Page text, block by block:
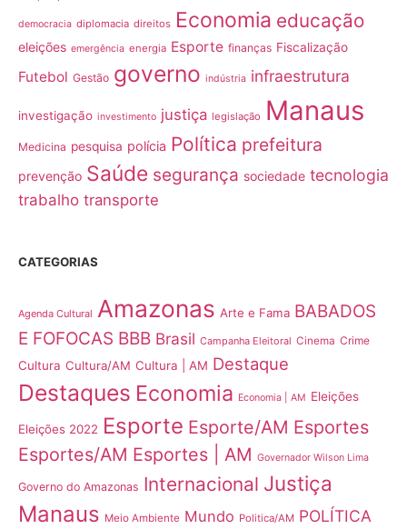
democracia diplomacia direitos Economia educação
eleições emergência energia Esporte finanças Fiscalização
Futebol Gestão governo indústria infraestrutura
investigação investimento justiça legislação Manaus
Medicina pesquisa polícia Política prefeitura
prevenção Saúde segurança sociedade tecnologia
trabalho transporte
CATEGORIAS
Agenda Cultural Amazonas Arte e Fama BABADOS
E FOFOCAS BBB Brasil Campanha Eleitoral Cinema Crime
Cultura Cultura/AM Cultura | AM Destaque
Destaques Economia Economia | AM Eleições
Eleições 2022 Esporte Esporte/AM Esportes
Esportes/AM Esportes | AM Governador Wilson Lima
Governo do Amazonas Internacional Justiça
Manaus Meio Ambiente Mundo Politica/AM POLÍTICA